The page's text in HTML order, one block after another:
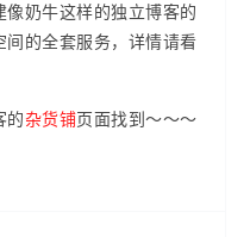
奶牛这样的独立博客的
的全套服务，详情请看
的杂货铺页面找到～～～